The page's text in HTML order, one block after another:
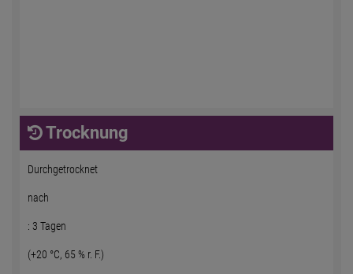
Trocknung
Durchgetrocknet
nach
: 3 Tagen
(+20 °C, 65 % r. F.)